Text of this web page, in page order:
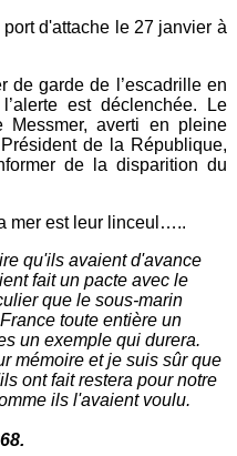
d'attache le 27 janvier à
de garde de l’escadrille en
est déclenchée. Le
Messmer, averti en pleine
de la République,
de la disparition du
mer est leur linceul…..
qu'ils avaient d'avance
fait un pacte avec le
que le sous-marin
toute entière un
un exemple qui durera.
mémoire et je suis sûr que
ont fait restera pour notre
ils l'avaient voulu.